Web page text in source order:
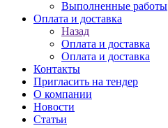
Выполненные работы
Оплата и доставка
Назад
Оплата и доставка
Оплата и доставка
Контакты
Пригласить на тендер
О компании
Новости
Статьи